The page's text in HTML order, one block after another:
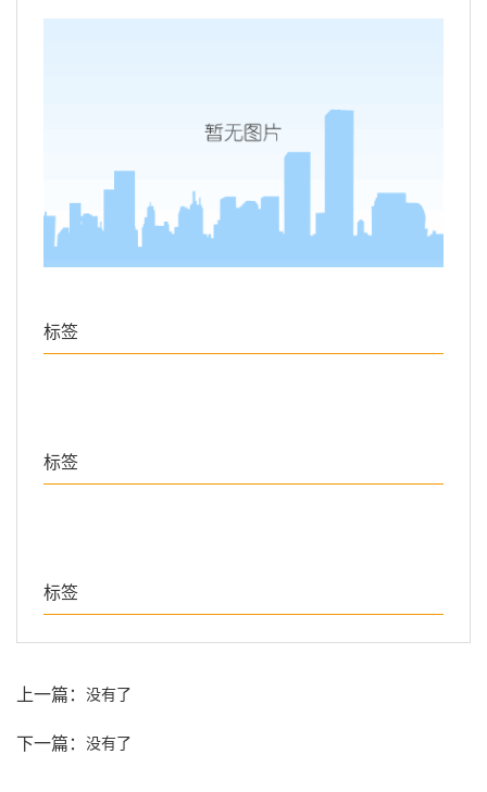
标签
标签
标签
上一篇： 没有了
下一篇： 没有了